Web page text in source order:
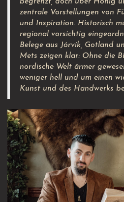
zentrale Vorstellungen von
und Inspiration. Historisch
regional vorsichtig
Belege aus Jórvík, Gotland
Mets zeigen klar: Ohne die
nordische Welt ärmer
weniger hell und um einen
Kunst und des Handwerks